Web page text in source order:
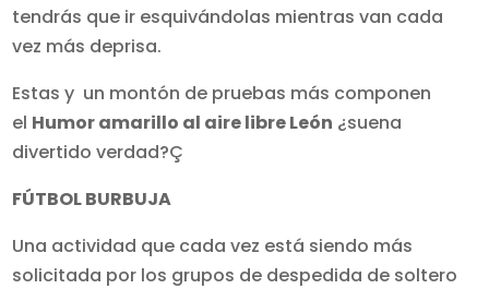
tendrás que ir esquivándolas mientras van cada
vez más deprisa.
Estas y un montón de pruebas más componen
el Humor amarillo al aire libre León ¿suena
divertido verdad?Ç
FÚTBOL BURBUJA
Una actividad que cada vez está siendo más
solicitada por los grupos de despedida de soltero